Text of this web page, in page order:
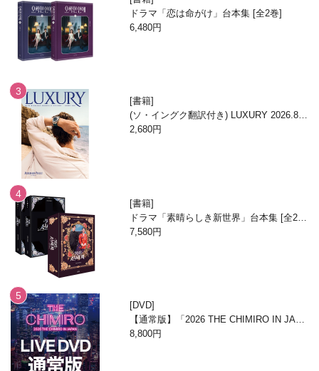
ドラマ「恋は命がけ」台本集 [全2巻]
6,480円
書籍
(ソ・イングク翻訳付き) LUXURY 2026.8月
号
2,680円
書籍
ドラマ「素晴らしき新世界」台本集 [全2
巻/ブックケースエディション]
7,580円
DVD
【通常版】「2026 THE CHIMIRO IN JAPA
N」DVD
8,800円